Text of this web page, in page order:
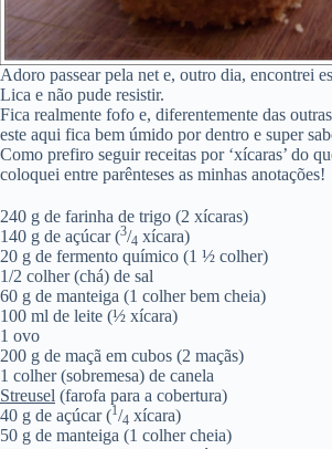
Adoro passear pela net e, outro dia, encontrei
Lica e não pude resistir.
Fica realmente fofo e, diferentemente das
este aqui fica bem úmido por dentro e super
Como prefiro seguir receitas por ‘xícaras’ do
coloquei entre parênteses as minhas anotações!
240 g de farinha de trigo (2 xícaras)
140 g de açúcar (3/4 xícara)
20 g de fermento químico (1 ½ colher)
1/2 colher (chá) de sal
60 g de manteiga (1 colher bem cheia)
100 ml de leite (½ xícara)
1 ovo
200 g de maçã em cubos (2 maçãs)
1 colher (sobremesa) de canela
Streusel (farofa para a cobertura)
40 g de açúcar (1/4 xícara)
50 g de manteiga (1 colher cheia)